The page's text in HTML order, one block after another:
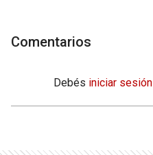
Comentarios
Debés iniciar sesión